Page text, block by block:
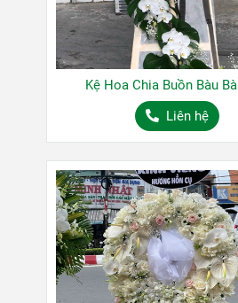
Kệ Hoa Chia Buồn Bàu
Liên hệ